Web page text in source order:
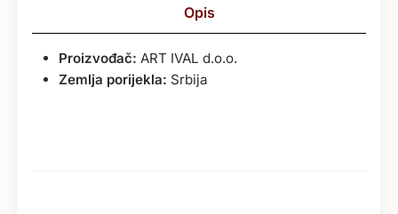
Opis
Proizvođač: ART IVAL d.o.o.
Zemlja porijekla: Srbija